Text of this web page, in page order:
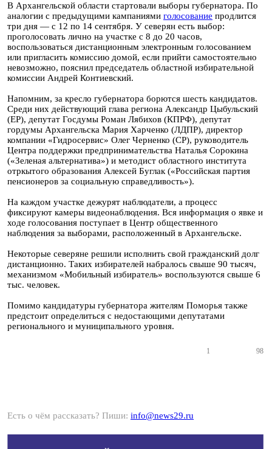
В Архангельской области стартовали выборы губернатора. По
аналогии с предыдущими кампаниями голосование продлится
три дня — с 12 по 14 сентября. У северян есть выбор:
проголосовать лично на участке с 8 до 20 часов,
воспользоваться дистанционным электронным голосованием
или пригласить комиссию домой, если прийти самостоятельно
невозможно, пояснил председатель областной избирательной
комиссии Андрей Контиевский.
Напомним, за кресло губернатора борются шесть кандидатов.
Среди них действующий глава региона Александр Цыбульский
(ЕР), депутат Госдумы Роман Лябихов (КПРФ), депутат
гордумы Архангельска Мария Харченко (ЛДПР), директор
компании «Гидросервис» Олег Черненко (СР), руководитель
Центра поддержки предпринимательства Наталья Сорокина
(«Зеленая альтернатива») и методист областного института
отркытого образования Алексей Буглак («Российская партия
пенсионеров за социальную справедливость»).
На каждом участке дежурят наблюдатели, а процесс
фиксируют камеры видеонаблюдения. Вся информация о явке и
ходе голосования поступает в Центр общественного
наблюдения за выборами, расположенный в Архангельске.
Некоторые северяне решили исполнить свой гражданский долг
дистанционно. Таких избирателей набралось свыше 90 тысяч,
механизмом «Мобильный избиратель» воспользуются свыше 6
тыс. человек.
Помимо кандидатуры губернатора жителям Поморья также
предстоит определиться с недостающими депутатами
регионального и муниципального уровня.
1 98
Есть о чём рассказать? Пиши: info@news29.ru